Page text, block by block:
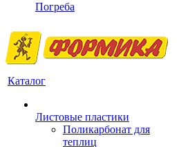
Погреба
Каталог
Листовые пластики
Поликарбонат для
теплиц